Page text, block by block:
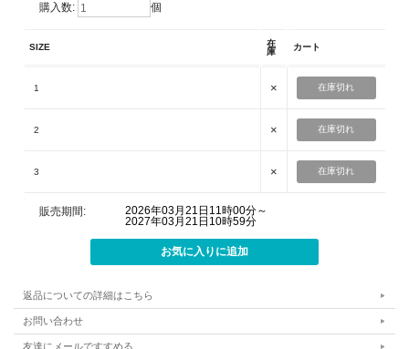
購入数: 個
SIZE
在
庫
カート
1 × 在庫切れ
2 × 在庫切れ
3 × 在庫切れ
販売期間:
2026年03月21日11時00分～
2027年03月21日10時59分
返品についての詳細はこちら
お問い合わせ
友達にメールですすめる